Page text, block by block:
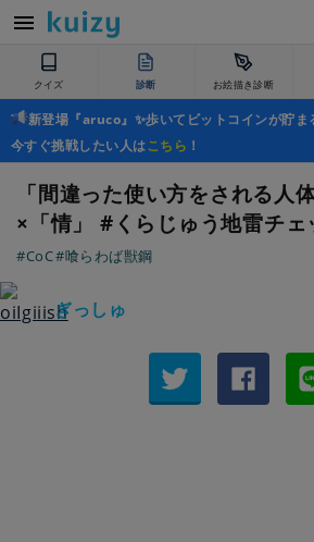
クイズ 診断 お絵描き診断
新登場『aruco』✨歩いてビットコインが貯ま
今すぐ挑戦したい人はこちら ！
「間違った使い方をされる人
×「情」 #くらじゅう地雷チェ
#CoC#喰らわば獣鋼
ぎっしゅ